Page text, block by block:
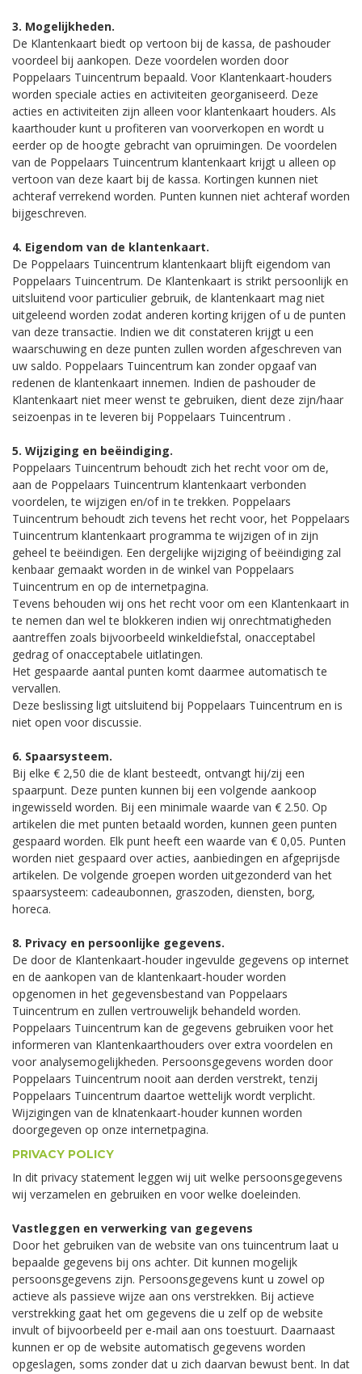
3. Mogelijkheden.
De Klantenkaart biedt op vertoon bij de kassa, de pashouder
voordeel bij aankopen. Deze voordelen worden door
Poppelaars Tuincentrum bepaald. Voor Klantenkaart-houders
worden speciale acties en activiteiten georganiseerd. Deze
acties en activiteiten zijn alleen voor klantenkaart houders. Als
kaarthouder kunt u profiteren van voorverkopen en wordt u
eerder op de hoogte gebracht van opruimingen. De voordelen
van de Poppelaars Tuincentrum klantenkaart krijgt u alleen op
vertoon van deze kaart bij de kassa. Kortingen kunnen niet
achteraf verrekend worden. Punten kunnen niet achteraf worden
bijgeschreven.
4. Eigendom van de klantenkaart.
De Poppelaars Tuincentrum klantenkaart blijft eigendom van
Poppelaars Tuincentrum. De Klantenkaart is strikt persoonlijk en
uitsluitend voor particulier gebruik, de klantenkaart mag niet
uitgeleend worden zodat anderen korting krijgen of u de punten
van deze transactie. Indien we dit constateren krijgt u een
waarschuwing en deze punten zullen worden afgeschreven van
uw saldo. Poppelaars Tuincentrum kan zonder opgaaf van
redenen de klantenkaart innemen. Indien de pashouder de
Klantenkaart niet meer wenst te gebruiken, dient deze zijn/haar
seizoenpas in te leveren bij Poppelaars Tuincentrum .
5. Wijziging en beëindiging.
Poppelaars Tuincentrum behoudt zich het recht voor om de,
aan de Poppelaars Tuincentrum klantenkaart verbonden
voordelen, te wijzigen en/of in te trekken. Poppelaars
Tuincentrum behoudt zich tevens het recht voor, het Poppelaars
Tuincentrum klantenkaart programma te wijzigen of in zijn
geheel te beëindigen. Een dergelijke wijziging of beëindiging zal
kenbaar gemaakt worden in de winkel van Poppelaars
Tuincentrum en op de internetpagina.
Tevens behouden wij ons het recht voor om een Klantenkaart in
te nemen dan wel te blokkeren indien wij onrechtmatigheden
aantreffen zoals bijvoorbeeld winkeldiefstal, onacceptabel
gedrag of onacceptabele uitlatingen.
Het gespaarde aantal punten komt daarmee automatisch te
vervallen.
Deze beslissing ligt uitsluitend bij Poppelaars Tuincentrum en is
niet open voor discussie.
6. Spaarsysteem.
Bij elke € 2,50 die de klant besteedt, ontvangt hij/zij een
spaarpunt. Deze punten kunnen bij een volgende aankoop
ingewisseld worden. Bij een minimale waarde van € 2.50. Op
artikelen die met punten betaald worden, kunnen geen punten
gespaard worden. Elk punt heeft een waarde van € 0,05. Punten
worden niet gespaard over acties, aanbiedingen en afgeprijsde
artikelen. De volgende groepen worden uitgezonderd van het
spaarsysteem: cadeaubonnen, graszoden, diensten, borg,
horeca.
8. Privacy en persoonlijke gegevens.
De door de Klantenkaart-houder ingevulde gegevens op internet
en de aankopen van de klantenkaart-houder worden
opgenomen in het gegevensbestand van Poppelaars
Tuincentrum en zullen vertrouwelijk behandeld worden.
Poppelaars Tuincentrum kan de gegevens gebruiken voor het
informeren van Klantenkaarthouders over extra voordelen en
voor analysemogelijkheden. Persoonsgegevens worden door
Poppelaars Tuincentrum nooit aan derden verstrekt, tenzij
Poppelaars Tuincentrum daartoe wettelijk wordt verplicht.
Wijzigingen van de klnatenkaart-houder kunnen worden
doorgegeven op onze internetpagina.
PRIVACY POLICY
In dit privacy statement leggen wij uit welke persoonsgegevens
wij verzamelen en gebruiken en voor welke doeleinden.
Vastleggen en verwerking van gegevens
Door het gebruiken van de website van ons tuincentrum laat u
bepaalde gegevens bij ons achter. Dit kunnen mogelijk
persoonsgegevens zijn. Persoonsgegevens kunt u zowel op
actieve als passieve wijze aan ons verstrekken. Bij actieve
verstrekking gaat het om gegevens die u zelf op de website
invult of bijvoorbeeld per e-mail aan ons toestuurt. Daarnaast
kunnen er op de website automatisch gegevens worden
opgeslagen, soms zonder dat u zich daarvan bewust bent. In dat